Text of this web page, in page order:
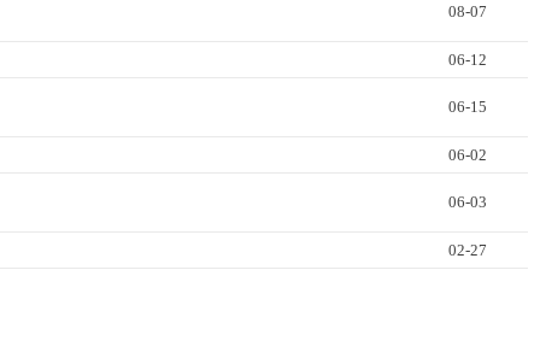
08-07
06-12
06-15
06-02
06-03
02-27